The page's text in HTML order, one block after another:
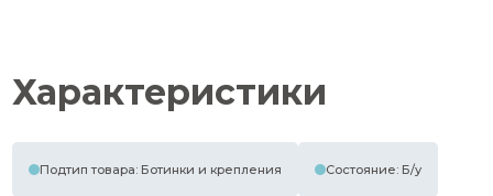
Характеристики
Подтип товара: Ботинки и крепления Состояние: Б/у